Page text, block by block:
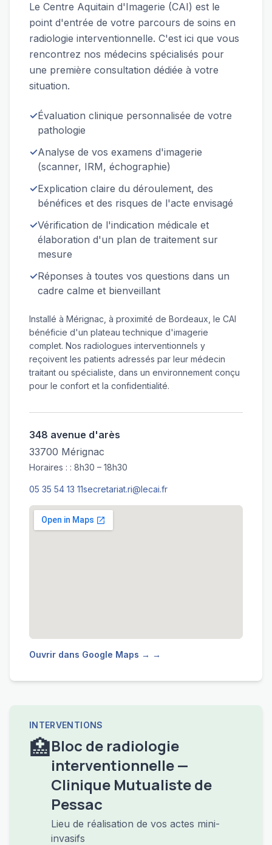
Le Centre Aquitain d'Imagerie (CAI) est le
point d'entrée de votre parcours de soins en
radiologie interventionnelle. C'est ici que vous
rencontrez nos médecins spécialisés pour
une première consultation dédiée à votre
situation.
✓Évaluation clinique personnalisée de votre
pathologie
✓Analyse de vos examens d'imagerie
(scanner, IRM, échographie)
✓Explication claire du déroulement, des
bénéfices et des risques de l'acte envisagé
✓Vérification de l'indication médicale et
élaboration d'un plan de traitement sur
mesure
✓Réponses à toutes vos questions dans un
cadre calme et bienveillant
Installé à Mérignac, à proximité de Bordeaux, le CAI
bénéficie d'un plateau technique d'imagerie
complet. Nos radiologues interventionnels y
reçoivent les patients adressés par leur médecin
traitant ou spécialiste, dans un environnement conçu
pour le confort et la confidentialité.
348 avenue d'arès
33700 Mérignac
Horaires : : 8h30 – 18h30
05 35 54 13 11secretariat.ri@lecai.fr
Ouvrir dans Google Maps → →
INTERVENTIONS
🏥Bloc de radiologie
interventionnelle —
Clinique Mutualiste de
Pessac
Lieu de réalisation de vos actes mini-
invasifs